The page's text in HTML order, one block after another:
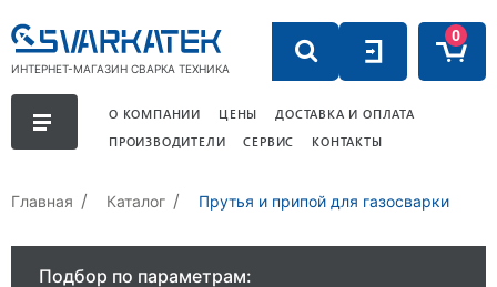
ИНТЕРНЕТ-МАГАЗИН СВАРКА ТЕХНИКА
0
О КОМПАНИИ ЦЕНЫ
ДОСТАВКА И ОПЛАТА
ПРОИЗВОДИТЕЛИ
СЕРВИС КОНТАКТЫ
Главная Каталог Прутья и припой для газосварки
Подбор по параметрам: